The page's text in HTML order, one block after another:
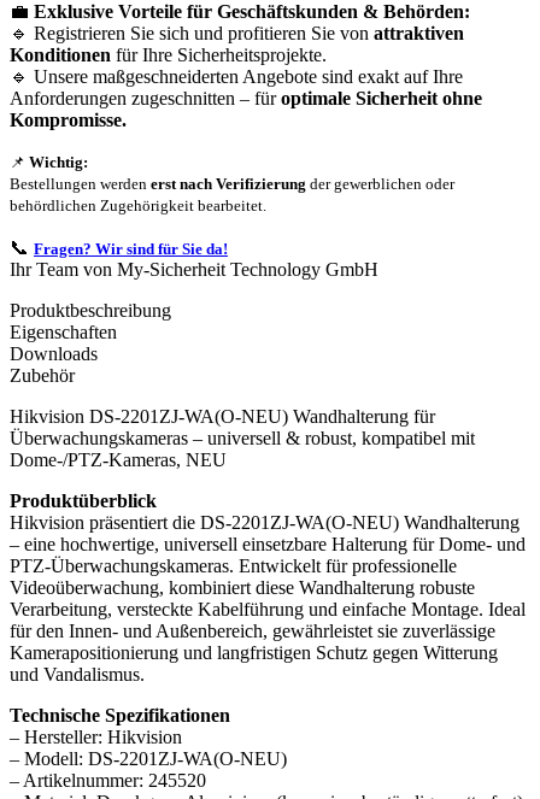
💼 Exklusive Vorteile für Geschäftskunden & Behörden:
🔹 Registrieren Sie sich und profitieren Sie von attraktiven
Konditionen für Ihre Sicherheitsprojekte.
🔹 Unsere maßgeschneiderten Angebote sind exakt auf Ihre
Anforderungen zugeschnitten – füroptimale Sicherheit ohne
Kompromisse.
📌 Wichtig:
Bestellungen werden erst nach Verifizierung der gewerblichen oder
behördlichen Zugehörigkeit bearbeitet.
📞 Fragen? Wir sind für Sie da!
Ihr Team von My-Sicherheit Technology GmbH
Produktbeschreibung
Eigenschaften
Downloads
Zubehör
Hikvision DS-2201ZJ-WA(O-NEU) Wandhalterung für
Überwachungskameras – universell & robust, kompatibel mit
Dome-/PTZ-Kameras, NEU
Produktüberblick
Hikvision präsentiert die DS-2201ZJ-WA(O-NEU) Wandhalterung
– eine hochwertige, universell einsetzbare Halterung für Dome- und
PTZ-Überwachungskameras. Entwickelt für professionelle
Videoüberwachung, kombiniert diese Wandhalterung robuste
Verarbeitung, versteckte Kabelführung und einfache Montage. Ideal
für den Innen- und Außenbereich, gewährleistet sie zuverlässige
Kamerapositionierung und langfristigen Schutz gegen Witterung
und Vandalismus.
Technische Spezifikationen
– Hersteller: Hikvision
– Modell: DS-2201ZJ-WA(O-NEU)
– Artikelnummer: 245520